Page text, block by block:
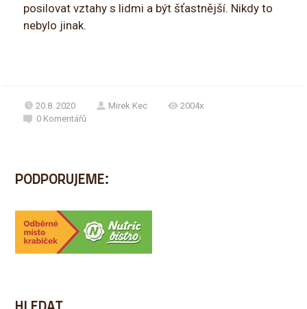
posilovat vztahy s lidmi a být šťastnější. Nikdy to
nebylo jinak.
20.8. 2020 Mirek Kec
2004x
0 Komentářů
PODPORUJEME: